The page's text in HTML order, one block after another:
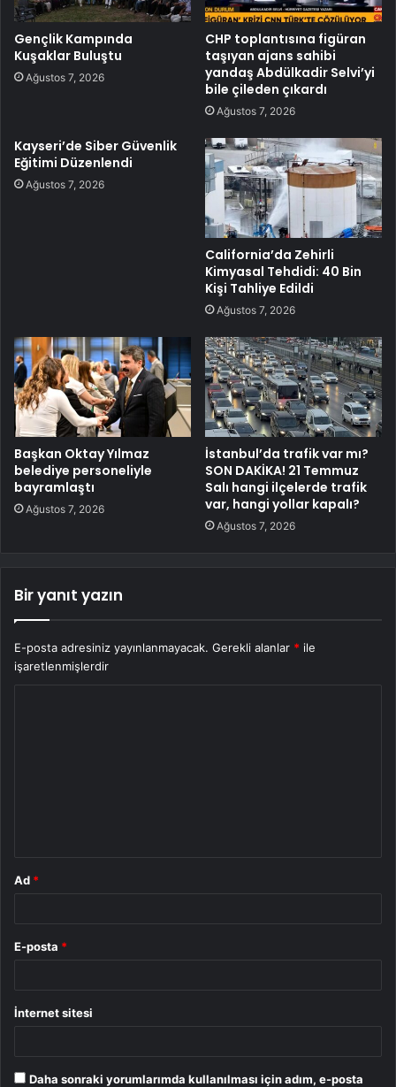
Gençlik Kampında
Kuşaklar Buluştu
Ağustos 7, 2026
CHP toplantısına figüran
taşıyan ajans sahibi
yandaş Abdülkadir Selvi’yi
bile çileden çıkardı
Ağustos 7, 2026
Kayseri’de Siber Güvenlik
Eğitimi Düzenlendi
Ağustos 7, 2026
California’da Zehirli
Kimyasal Tehdidi: 40 Bin
Kişi Tahliye Edildi
Ağustos 7, 2026
Başkan Oktay Yılmaz
belediye personeliyle
bayramlaştı
Ağustos 7, 2026
İstanbul’da trafik var mı?
SON DAKİKA! 21 Temmuz
Salı hangi ilçelerde trafik
var, hangi yollar kapalı?
Ağustos 7, 2026
Bir yanıt yazın
E-posta adresiniz yayınlanmayacak. Gerekli alanlar * ile
işaretlenmişlerdir
Ad *
E-posta *
İnternet sitesi
Daha sonraki yorumlarımda kullanılması için adım, e-posta